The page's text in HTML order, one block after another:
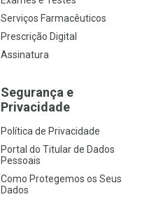
Serviços Farmacêuticos
Prescrição Digital
Assinatura
Segurança e
Privacidade
Política de Privacidade
Portal do Titular de Dados
Pessoais
Como Protegemos os Seus
Dados